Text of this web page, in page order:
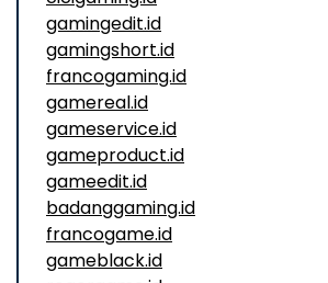
gamingedit.id
gamingshort.id
francogaming.id
gamereal.id
gameservice.id
gameproduct.id
gameedit.id
badanggaming.id
francogame.id
gameblack.id